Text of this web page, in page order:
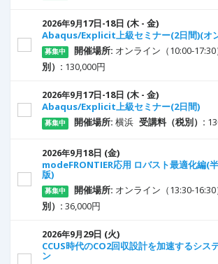
2026年9月17日-18日 (木 - 金)
Abaqus/Explicit上級セミナー(2日間)(オ
募集中 開催場所: オンライン（10:00-17:30
別）: 130,000円
2026年9月17日-18日 (木 - 金)
Abaqus/Explicit上級セミナー(2日間)
募集中 開催場所: 横浜 受講料（税別）:
2026年9月18日 (金)
modeFRONTIER応用 ロバスト最適化編(
版)
募集中 開催場所: オンライン（13:30-16:30
別）: 36,000円
2026年9月29日 (火)
CCUS時代のCO2回収設計を加速するシス
ン